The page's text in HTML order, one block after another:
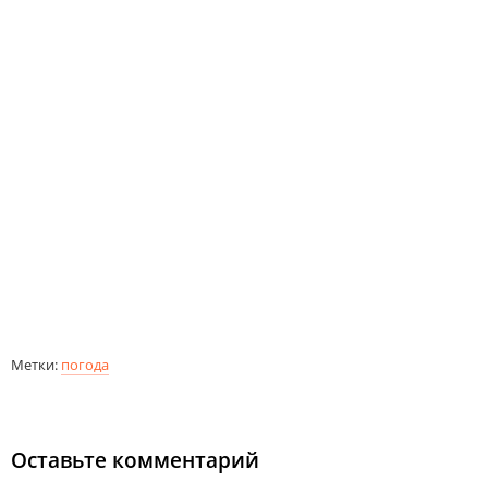
Метки: погода
Оставьте комментарий